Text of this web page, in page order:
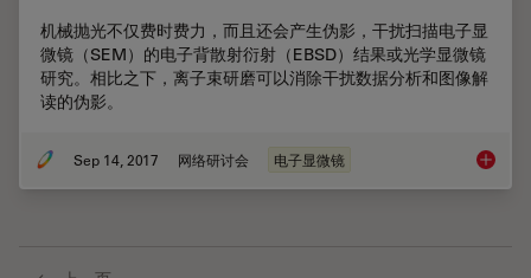
机械抛光不仅费时费力，而且还会产生伪影，干扰扫描电子显
微镜（SEM）的电子背散射衍射（EBSD）结果或光学显微镜
研究。相比之下，离子束研磨可以消除干扰数据分析和图像解
读的伪影。
Sep 14, 2017 网络研讨会 电子显微镜 非聚焦